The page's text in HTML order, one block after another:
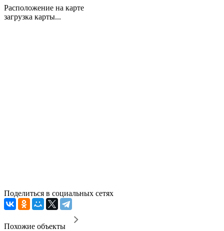
Расположение на карте
загрузка карты...
Поделиться в социальных сетях
Похожие объекты